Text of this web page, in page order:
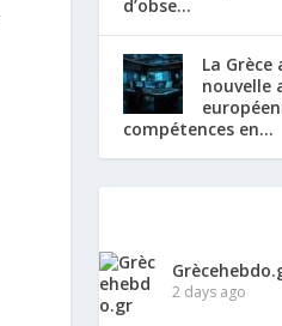
d’obse...
La
nouvelle
compétences en...
2 days ago